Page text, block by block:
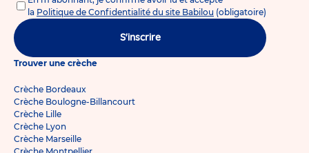
la Politique de Confidentialité du site Babilou (obligatoire)
S'inscrire
Trouver une crèche
Crèche Bordeaux
Crèche Boulogne-Billancourt
Crèche Lille
Crèche Lyon
Crèche Marseille